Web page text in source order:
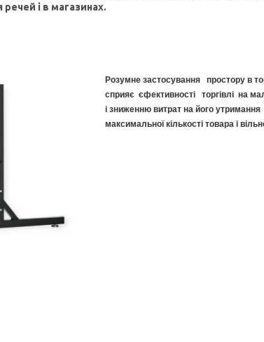
речей і в магазинах.
Розумне застосування простору в
сприяє єфективності торгівлі на
і зниженню витрат на його
максимальної кількості товара і